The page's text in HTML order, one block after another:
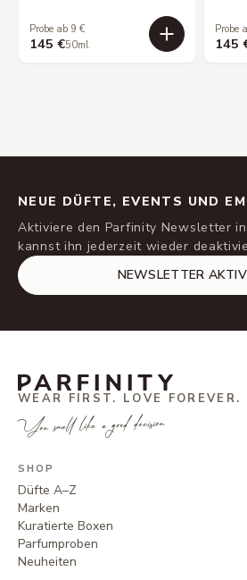
Probe ab 9 €
145 €50ml
Probe
145
NEUE DÜFTE, EVENTS UND
Aktiviere den Parfinity Newsletter in
kannst ihn jederzeit wieder
NEWSLETTER
WEAR FIRST. LOVE FOREVER.
You smell like a good decision.
SHOP
Düfte A–Z
Marken
Kuratierte Boxen
Parfumproben
Neuheiten